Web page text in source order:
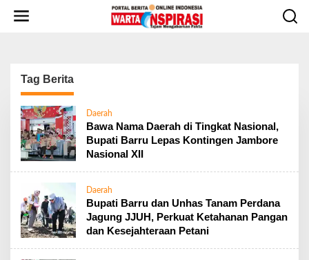
Tag Berita
Daerah
Bawa Nama Daerah di Tingkat Nasional,
Bupati Barru Lepas Kontingen Jambore
Nasional XII
Daerah
Bupati Barru dan Unhas Tanam Perdana
Jagung JJUH, Perkuat Ketahanan Pangan
dan Kesejahteraan Petani